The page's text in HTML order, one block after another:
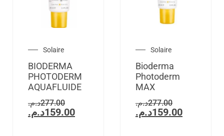
Solaire
BIODERMA
PHOTODERM
AQUAFLUIDE
277.00د.م.
159.00د.م.
Solaire
Bioderma
Photoderm
MAX
277.00د.م.
159.00د.م.